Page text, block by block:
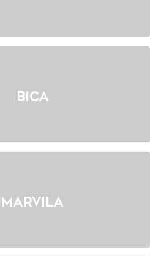
Bica
Marvila